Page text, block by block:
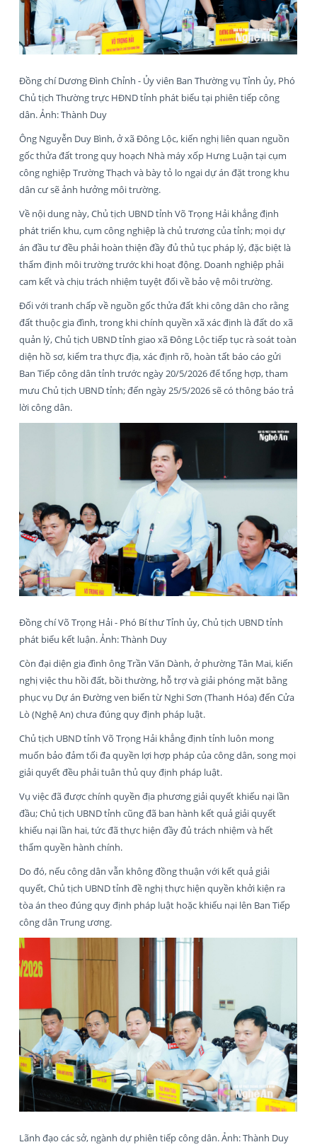
Đồng chí Dương Đình Chỉnh - Ủy viên Ban Thường vụ Tỉnh ủy, Phó
Chủ tịch Thường trực HĐND tỉnh phát biểu tại phiên tiếp công
dân. Ảnh: Thành Duy
Ông Nguyễn Duy Bình, ở xã Đông Lộc, kiến nghị liên quan nguồn
gốc thửa đất trong quy hoạch Nhà máy xốp Hưng Luận tại cụm
công nghiệp Trường Thạch và bày tỏ lo ngại dự án đặt trong khu
dân cư sẽ ảnh hưởng môi trường.
Về nội dung này, Chủ tịch UBND tỉnh Võ Trọng Hải khẳng định
phát triển khu, cụm công nghiệp là chủ trương của tỉnh; mọi dự
án đầu tư đều phải hoàn thiện đầy đủ thủ tục pháp lý, đặc biệt là
thẩm định môi trường trước khi hoạt động. Doanh nghiệp phải
cam kết và chịu trách nhiệm tuyệt đối về bảo vệ môi trường.
Đối với tranh chấp về nguồn gốc thửa đất khi công dân cho rằng
đất thuộc gia đình, trong khi chính quyền xã xác định là đất do xã
quản lý, Chủ tịch UBND tỉnh giao xã Đông Lộc tiếp tục rà soát toàn
diện hồ sơ, kiểm tra thực địa, xác định rõ, hoàn tất báo cáo gửi
Ban Tiếp công dân tỉnh trước ngày 20/5/2026 để tổng hợp, tham
mưu Chủ tịch UBND tỉnh; đến ngày 25/5/2026 sẽ có thông báo trả
lời công dân.
Đồng chí Võ Trọng Hải - Phó Bí thư Tỉnh ủy, Chủ tịch UBND tỉnh
phát biểu kết luận. Ảnh: Thành Duy
Còn đại diện gia đình ông Trần Văn Dành, ở phường Tân Mai, kiến
nghị việc thu hồi đất, bồi thường, hỗ trợ và giải phóng mặt bằng
phục vụ Dự án Đường ven biển từ Nghi Sơn (Thanh Hóa) đến Cửa
Lò (Nghệ An) chưa đúng quy định pháp luật.
Chủ tịch UBND tỉnh Võ Trọng Hải khẳng định tỉnh luôn mong
muốn bảo đảm tối đa quyền lợi hợp pháp của công dân, song mọi
giải quyết đều phải tuân thủ quy định pháp luật.
Vụ việc đã được chính quyền địa phương giải quyết khiếu nại lần
đầu; Chủ tịch UBND tỉnh cũng đã ban hành kết quả giải quyết
khiếu nại lần hai, tức đã thực hiện đầy đủ trách nhiệm và hết
thẩm quyền hành chính.
Do đó, nếu công dân vẫn không đồng thuận với kết quả giải
quyết, Chủ tịch UBND tỉnh đề nghị thực hiện quyền khởi kiện ra
tòa án theo đúng quy định pháp luật hoặc khiếu nại lên Ban Tiếp
công dân Trung ương.
Lãnh đạo các sở, ngành dự phiên tiếp công dân. Ảnh: Thành Duy